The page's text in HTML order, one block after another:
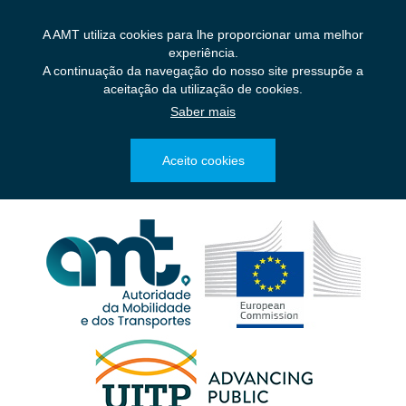
A AMT utiliza cookies para lhe proporcionar uma melhor
experiência.
A continuação da navegação do nosso site pressupõe a
aceitação da utilização de cookies.
Saber mais
Aceito cookies